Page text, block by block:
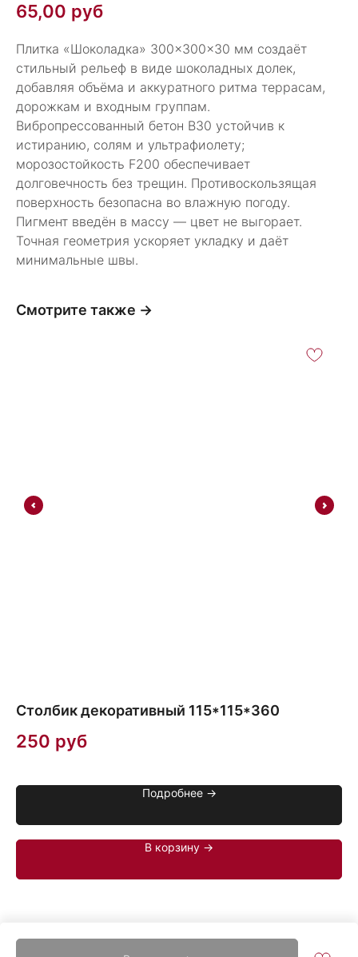
65,00 руб
Плитка «Шоколадка» 300×300×30 мм создаёт
стильный рельеф в виде шоколадных долек,
добавляя объёма и аккуратного ритма террасам,
дорожкам и входным группам.
Вибропрессованный бетон В30 устойчив к
истиранию, солям и ультрафиолету;
морозостойкость F200 обеспечивает
долговечность без трещин. Противоскользящая
поверхность безопасна во влажную погоду.
Пигмент введён в массу — цвет не выгорает.
Точная геометрия ускоряет укладку и даёт
минимальные швы.
Смотрите также →
Столбик декоративный 115*115*360
250 руб
Подробнее →
В корзину →